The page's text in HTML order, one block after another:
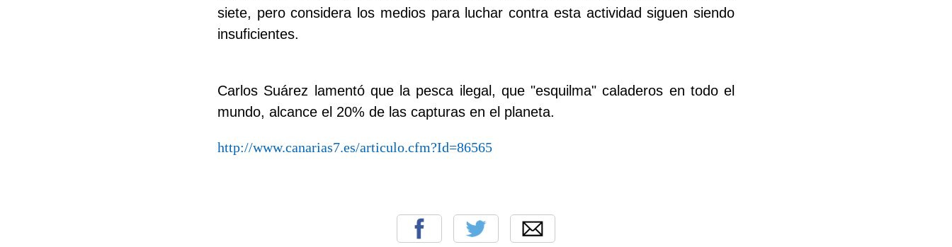
siete, pero considera los medios para luchar contra esta actividad siguen siendo
insuficientes.
Carlos Suárez lamentó que la pesca ilegal, que "esquilma" caladeros en todo el
mundo, alcance el 20% de las capturas en el planeta.
http://www.canarias7.es/articulo.cfm?Id=86565